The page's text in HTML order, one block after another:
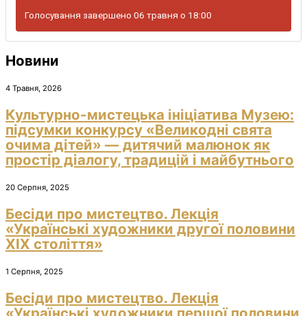
Голосування завершено 06 травня о 18:00
Новини
4 Травня, 2026
Культурно-мистецька ініціатива Музею:
підсумки конкурсу «Великодні свята
очима дітей» — дитячий малюнок як
простір діалогу, традицій і майбутнього
20 Серпня, 2025
Бесіди про мистецтво. Лекція
«Українські художники другої половини
ХІХ століття»
1 Серпня, 2025
Бесіди про мистецтво. Лекція